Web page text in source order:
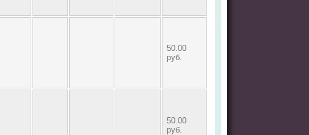
50.00
руб.
50.00
руб.